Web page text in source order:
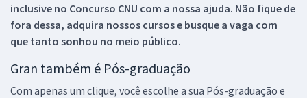
inclusive no Concurso CNU com a nossa ajuda. Não fique de
fora dessa, adquira nossos cursos e busque a vaga com
que tanto sonhou no meio público.
Gran também é Pós-graduação
Com apenas um clique, você escolhe a sua Pós-graduação e